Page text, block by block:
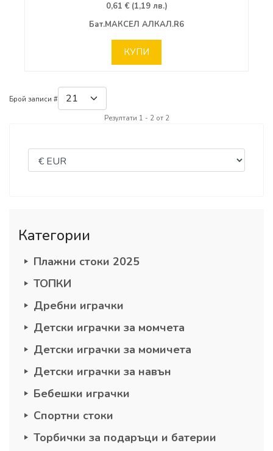
0,61 € (1,19 лв.)
Бат.МАКСЕЛ АЛКАЛ.R6
КУПИ
Брой записи #
Резултати 1 - 2 от 2
Категории
Плажни стоки 2025
ТОПКИ
Дребни играчки
Детски играчки за момчета
Детски играчки за момичета
Детски играчки за навън
Бебешки играчки
Спортни стоки
Торбички за подаръци и батерии